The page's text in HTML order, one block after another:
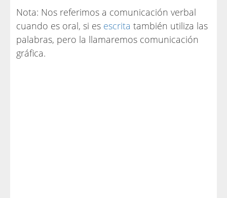
Nota: Nos referimos a comunicación verbal
cuando es oral, si es escrita también utiliza las
palabras, pero la llamaremos comunicación
gráfica.